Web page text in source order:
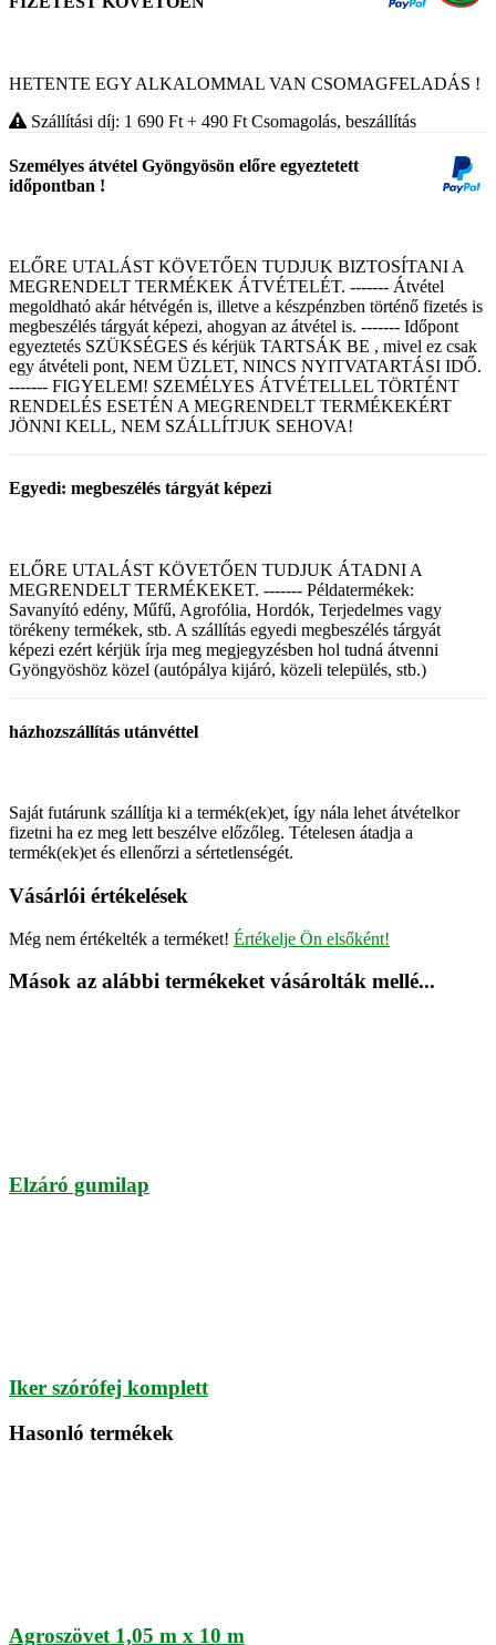
HETENTE EGY ALKALOMMAL VAN CSOMAGFELADÁS !
Szállítási díj: 1 690 Ft + 490 Ft Csomagolás, beszállítás
Személyes átvétel Gyöngyösön előre egyeztetett
időpontban !
ELŐRE UTALÁST KÖVETŐEN TUDJUK BIZTOSÍTANI A
MEGRENDELT TERMÉKEK ÁTVÉTELÉT. ------- Átvétel
megoldható akár hétvégén is, illetve a készpénzben történő fizetés is
megbeszélés tárgyát képezi, ahogyan az átvétel is. ------- Időpont
egyeztetés SZÜKSÉGES és kérjük TARTSÁK BE , mivel ez csak
egy átvételi pont, NEM ÜZLET, NINCS NYITVATARTÁSI IDŐ.
------- FIGYELEM! SZEMÉLYES ÁTVÉTELLEL TÖRTÉNT
RENDELÉS ESETÉN A MEGRENDELT TERMÉKEKÉRT
JÖNNI KELL, NEM SZÁLLÍTJUK SEHOVA!
Egyedi: megbeszélés tárgyát képezi
ELŐRE UTALÁST KÖVETŐEN TUDJUK ÁTADNI A
MEGRENDELT TERMÉKEKET. ------- Példatermékek:
Savanyító edény, Műfű, Agrofólia, Hordók, Terjedelmes vagy
törékeny termékek, stb. A szállítás egyedi megbeszélés tárgyát
képezi ezért kérjük írja meg megjegyzésben hol tudná átvenni
Gyöngyöshöz közel (autópálya kijáró, közeli település, stb.)
házhozszállítás utánvéttel
Saját futárunk szállítja ki a termék(ek)et, így nála lehet átvételkor
fizetni ha ez meg lett beszélve előzőleg. Tételesen átadja a
termék(ek)et és ellenőrzi a sértetlenségét.
Vásárlói értékelések
Még nem értékelték a terméket! Értékelje Ön elsőként!
Mások az alábbi termékeket vásárolták mellé...
Elzáró gumilap
Iker szórófej komplett
Hasonló termékek
Agroszövet 1,05 m x 10 m